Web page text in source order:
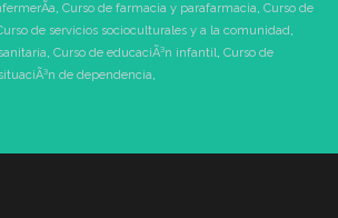
, Curso de farmacia y parafarmacia, Curso de
de servicios socioculturales y a la comunidad,
, Curso de educaciÃ³n infantil, Curso de
de dependencia,